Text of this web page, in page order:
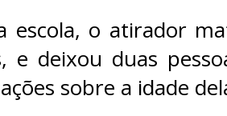
escola, o atirador
e deixou duas
sobre a idade